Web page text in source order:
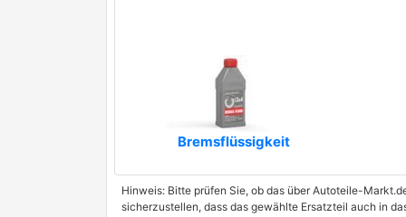
QUINTON HAZELL
RAICAM
Bremsflüssigkeit
Hinweis: Bitte prüfen Sie, ob das über Autoteile-
sicherzustellen, dass das gewählte Ersatzteil auch in